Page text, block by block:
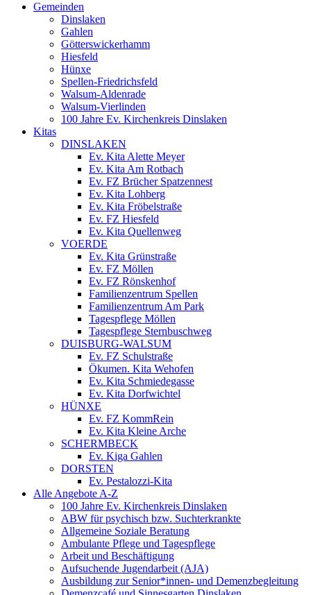
Gemeinden
Dinslaken
Gahlen
Götterswickerhamm
Hiesfeld
Hünxe
Spellen-Friedrichsfeld
Walsum-Aldenrade
Walsum-Vierlinden
100 Jahre Ev. Kirchenkreis Dinslaken
Kitas
DINSLAKEN
Ev. Kita Alette Meyer
Ev. Kita Am Rotbach
Ev. FZ Brücher Spatzennest
Ev. Kita Lohberg
Ev. Kita Fröbelstraße
Ev. FZ Hiesfeld
Ev. Kita Quellenweg
VOERDE
Ev. Kita Grünstraße
Ev. FZ Möllen
Ev. FZ Rönskenhof
Familienzentrum Spellen
Familienzentrum Am Park
Tagespflege Möllen
Tagespflege Sternbuschweg
DUISBURG-WALSUM
Ev. FZ Schulstraße
Ökumen. Kita Wehofen
Ev. Kita Schmiedegasse
Ev. Kita Dorfwichtel
HÜNXE
Ev. FZ KommRein
Ev. Kita Kleine Arche
SCHERMBECK
Ev. Kiga Gahlen
DORSTEN
Ev. Pestalozzi-Kita
Alle Angebote A-Z
100 Jahre Ev. Kirchenkreis Dinslaken
ABW für psychisch bzw. Suchterkrankte
Allgemeine Soziale Beratung
Ambulante Pflege und Tagespflege
Arbeit und Beschäftigung
Aufsuchende Jugendarbeit (AJA)
Ausbildung zur Senior*innen- und Demenzbegleitung